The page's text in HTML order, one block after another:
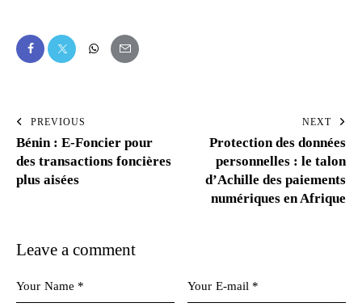
PREVIOUS
Bénin : E-Foncier pour
des transactions foncières
plus aisées
NEXT
Protection des données
personnelles : le talon
d’Achille des paiements
numériques en Afrique
Leave a comment